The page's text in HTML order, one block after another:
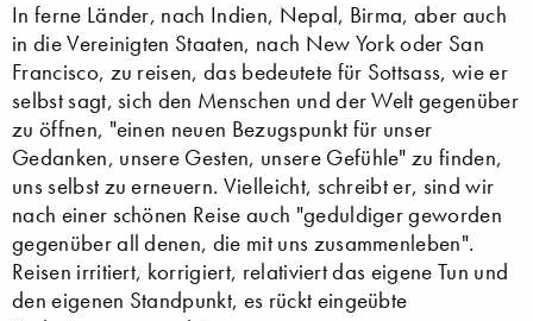
In ferne Länder, nach Indien, Nepal, Birma, aber auch
in die Vereinigten Staaten, nach New York oder San
Francisco, zu reisen, das bedeutete für Sottsass, wie er
selbst sagt, sich den Menschen und der Welt gegenüber
zu öffnen, "einen neuen Bezugspunkt für unser
Gedanken, unsere Gesten, unsere Gefühle" zu finden,
uns selbst zu erneuern. Vielleicht, schreibt er, sind wir
nach einer schönen Reise auch "geduldiger geworden
gegenüber all denen, die mit uns zusammenleben".
Reisen irritiert, korrigiert, relativiert das eigene Tun und
den eigenen Standpunkt, es rückt eingeübte